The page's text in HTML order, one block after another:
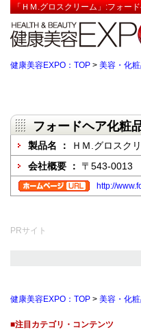
「ＨＭ.グロスクリーム」:フォー
健康美容EXPO：TOP > 美容・化
フォードヘア化粧
製品名 ：
ＨＭ.グロスク
会社概要 ： 〒543-0013
http://
PRサイト
健康美容EXPO：TOP > 美容・化
■注目カテゴリ・コンテンツ